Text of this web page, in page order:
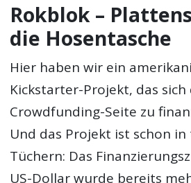
Rokblok –
die Hosentasche
Hier haben wir ein
Kickstarter-Projekt, das
Crowdfunding-Seite zu
Und das Projekt ist schon
Tüchern: Das
US-Dollar wurde bereits